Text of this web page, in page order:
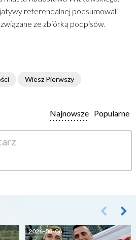
referendalnej podsumowali
ze zbiórką podpisów.
Wiesz Pierwszy
Popularne
Najnowsze
2026-08-06